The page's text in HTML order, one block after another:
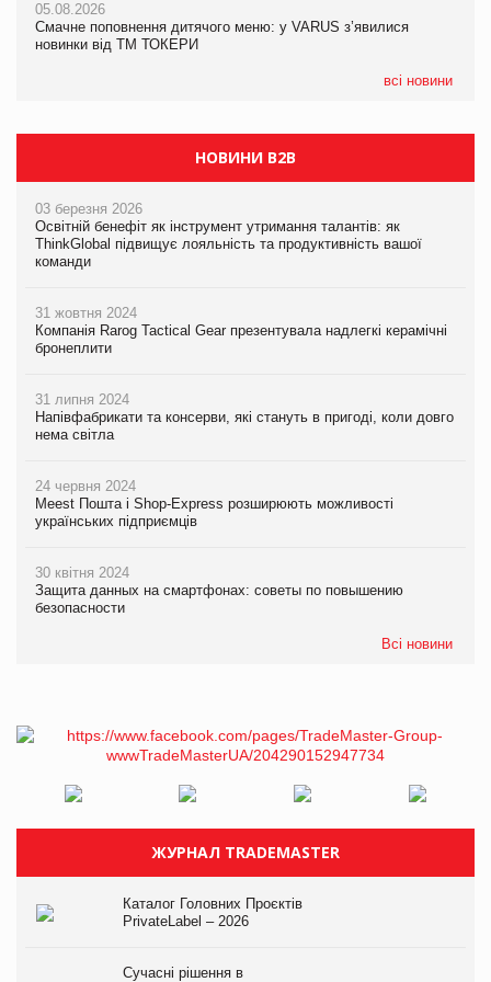
05.08.2026
Смачне поповнення дитячого меню: у VARUS з’явилися
новинки від ТМ ТОКЕРИ
всі новини
04.08.2026
Через атаку РФ у Дніпрі пошкоджено склад шоколаду
Millennium
НОВИНИ B2B
03 березня 2026
Освітній бенефіт як інструмент утримання талантів: як
ThinkGlobal підвищує лояльність та продуктивність вашої
команди
31 жовтня 2024
Компанія Rarog Tactical Gear презентувала надлегкі керамічні
бронеплити
31 липня 2024
Напівфабрикати та консерви, які стануть в пригоді, коли довго
нема світла
24 червня 2024
Meest Пошта і Shop-Express розширюють можливості
українських підприємців
30 квітня 2024
Защита данных на смартфонах: советы по повышению
безопасности
Всі новини
ЖУРНАЛ TRADEMASTER
Каталог Головних Проєктів
PrivateLabel – 2026
Сучасні рішення в